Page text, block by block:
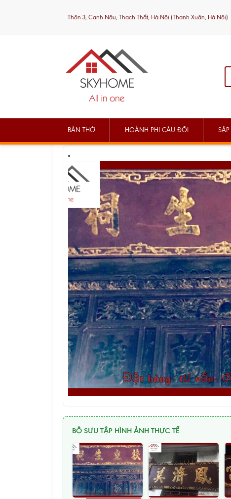
Thôn 3, Canh Nậu, Thạch Thất, Hà Nội (Thanh Xuân, Hà Nội)
BÀN THỜ HOÀNH PHI CÂU ĐỐI
BỘ SƯU TẬP HÌNH ẢNH THỰC TẾ